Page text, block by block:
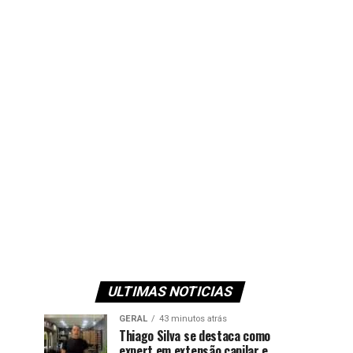
ULTIMAS NOTICIAS
GERAL 43 minutos atrás
Thiago Silva se destaca como